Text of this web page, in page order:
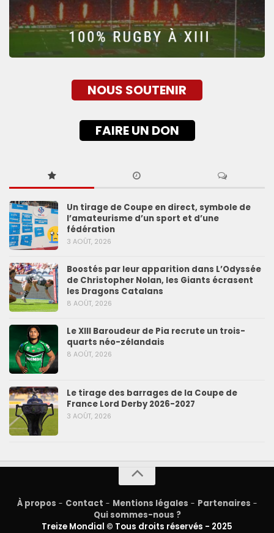
NOUS SOUTENIR
FAIRE UN DON
Un tirage de Coupe en direct, symbole de
l’amateurisme d’un sport et d’une
fédération
3 AOÛT, 2026
Boostés par leur apparition dans L’Odyssée
de Christopher Nolan, les Giants écrasent
les Dragons Catalans
8 AOÛT, 2026
Le XIII Baroudeur de Pia recrute un trois-
quarts néo-zélandais
8 AOÛT, 2026
Le tirage des barrages de la Coupe de
France Lord Derby 2026-2027
3 AOÛT, 2026
À propos - Contact - Mentions légales - Partenaires -
Qui sommes-nous ?
Treize Mondial © Tous droits réservés - 2025